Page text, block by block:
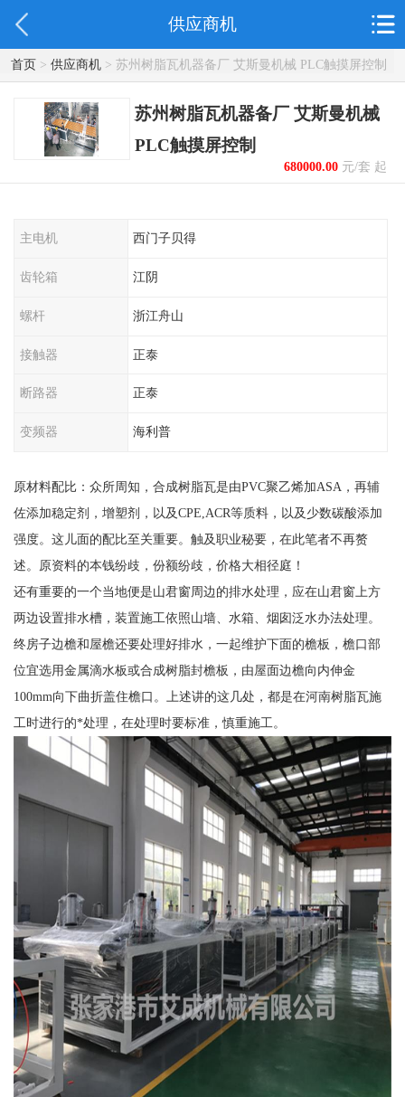
供应商机
首页> 供应商机> 苏州树脂瓦机器备厂 艾斯曼机械 PLC触摸屏控制
苏州树脂瓦机器备厂 艾斯曼机械
PLC触摸屏控制
680000.00元/套 起
主电机 西门子贝得
齿轮箱 江阴
螺杆 浙江舟山
接触器 正泰
断路器 正泰
变频器 海利普
原材料配比：众所周知，合成树脂瓦是由PVC聚乙烯加ASA，再辅
佐添加稳定剂，增塑剂，以及CPE,ACR等质料，以及少数碳酸添加
强度。这儿面的配比至关重要。触及职业秘要，在此笔者不再赘
述。原资料的本钱纷歧，份额纷歧，价格大相径庭！
还有重要的一个当地便是山君窗周边的排水处理，应在山君窗上方
两边设置排水槽，装置施工依照山墙、水箱、烟囱泛水办法处理。
终房子边檐和屋檐还要处理好排水，一起维护下面的檐板，檐口部
位宜选用金属滴水板或合成树脂封檐板，由屋面边檐向内伸金
100mm向下曲折盖住檐口。上述讲的这几处，都是在河南树脂瓦施
工时进行的*处理，在处理时要标准，慎重施工。